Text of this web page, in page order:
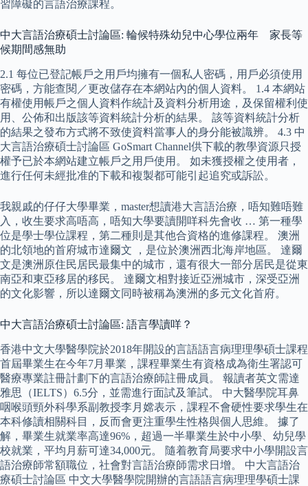
習障礙的言語治療課程。
中大言語治療碩士討論區: 輪候特殊幼兒中心學位兩年 家長等
候期間感無助
2.1 每位已登記帳戶之用戶均擁有一個私人密碼，用戶必須使用
密碼，方能查閱／更改儲存在本網站內的個人資料。 1.4 本網站
有權使用帳戶之個人資料作統計及資料分析用途，及保留權利使
用、公佈和出版該等資料統計分析的結果。 該等資料統計分析
的結果之發布方式將不致使資料當事人的身分能被識辨。 4.3 中
大言語治療碩士討論區 GoSmart Channel供下載的教學資源只授
權予已於本網站建立帳戶之用戶使用。 如未獲授權之使用者，
進行任何未經批准的下載和複製都可能引起追究或訴訟。
我親戚的仔仔大學畢業，master想讀港大言語治療，唔知難唔難
入，收生要求高唔高，唔知大學要讀開咩科先會收 … 第一種學
位是學士學位課程，第二種則是其他合資格的進修課程。 澳洲
的北領地的首府城市達爾文 ，是位於澳洲西北海岸地區。 達爾
文是澳洲原住民居民最集中的城市，還有很大一部分居民是從東
南亞和東亞移居的移民。 達爾文相對接近亞洲城市，深受亞洲
的文化影響，所以達爾文同時被稱為澳洲的多元文化首府。
中大言語治療碩士討論區: 語言學讀咩？
香港中文大學醫學院於2018年開設的言語語言病理理學碩士課程
首屆畢業生在今年7月畢業，課程畢業生有資格成為衛生署認可
醫療專業註冊計劃下的言語治療師註冊成員。 報讀者英文需達
雅思（IELTS）6.5分，並需進行面試及筆試。 中大醫學院耳鼻
咽喉頭頸外科學系副教授李月嫦表示，課程不會硬性要求學生在
本科修讀相關科目，反而會更注重學生性格與個人思維。 據了
解，畢業生就業率高達96%，超過一半畢業生於中小學、幼兒學
校就業，平均月薪可達34,000元。 隨着教育局要求中小學開設言
語治療師常額職位，社會對言語治療師需求日增。 中大言語治
療碩士討論區 中文大學醫學院開辦的言語語言病理理學碩士課